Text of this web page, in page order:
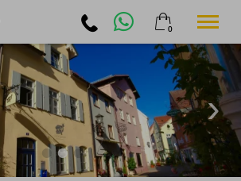
24. bis 26. August
2 Erwachsene
0
×
Warenkorb ist leer